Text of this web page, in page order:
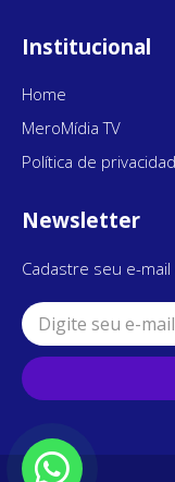
Institucional
Home
MeroMídia TV
Política de
Newsletter
Cadastre seu e-